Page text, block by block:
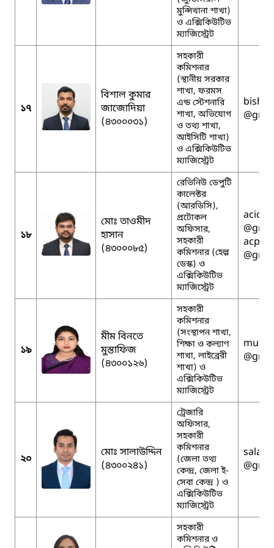
মুন্সিখানা শাখা)
ও এক্সিকিউটিভ
ম্যাজিস্ট্রেট
১৭
বিশাল কুমার
জাজোদিয়া
(৪৩০০০৩১)
সহকারী
কমিশনার
(স্থানীয় সরকার
শাখা, ফরমস
এন্ড স্টেশনারি
শাখা, অভিযোগ
ও তথ্য শাখা,
আইসিটি শাখা)
ও এক্সিকিউটিভ
ম্যাজিস্ট্রেট
১৮
মোঃ তাওমীদ
হাসান
(৪৩০০০৮৫)
রেভিনিউ ডেপুটি
কালেক্টর
(আরডিসি),
প্রটোকল
অফিসার,
সহকারী
কমিশনার (হেল্প
ডেস্ক) ও
এক্সিকিউটিভ
ম্যাজিস্ট্রেট
১৯
মীম বিনতে
মুস্তাফিজ
(৪৩০০১২৬)
সহকারী
কমিশনার
(সংস্থাপন শাখা,
শিক্ষা ও কল্যাণ
শাখা, লাইব্রেরী
শাখা) ও
এক্সিকিউটিভ
ম্যাজিস্ট্রেট
২০
মোঃ সালাউদ্দিন
(৪৩০০২৪১)
ট্রেজারি
অফিসার,
সহকারী
কমিশনার
(জেলা তথ্য
কেন্দ্র, জেলা ই-
সেবা কেন্দ্র ) ও
এক্সিকিউটিভ
ম্যাজিস্ট্রেট
সহকারী
কমিশনার ও